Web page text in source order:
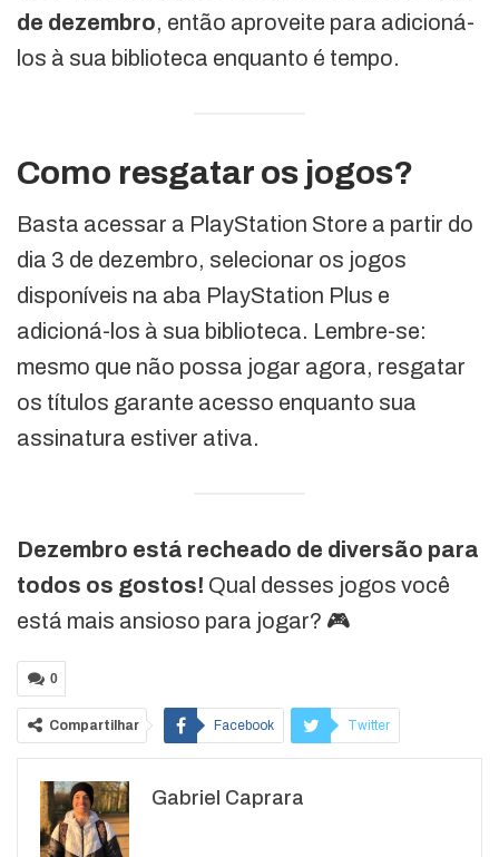
de dezembro, então aproveite para adicioná-
los à sua biblioteca enquanto é tempo.
Como resgatar os jogos?
Basta acessar a PlayStation Store a partir do
dia 3 de dezembro, selecionar os jogos
disponíveis na aba PlayStation Plus e
adicioná-los à sua biblioteca. Lembre-se:
mesmo que não possa jogar agora, resgatar
os títulos garante acesso enquanto sua
assinatura estiver ativa.
Dezembro está recheado de diversão para
todos os gostos! Qual desses jogos você
está mais ansioso para jogar? 🎮
0
Compartilhar Facebook Twitter
WhatsApp
Gabriel Caprara